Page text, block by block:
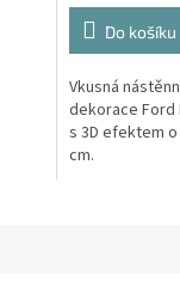
Do košíku
Vkusná
dekorace Ford
s 3D efektem
cm.